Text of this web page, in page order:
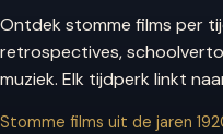
Ontdek stomme films per
retrospectives,
muziek. Elk tijdperk linkt
Stomme films uit de jaren